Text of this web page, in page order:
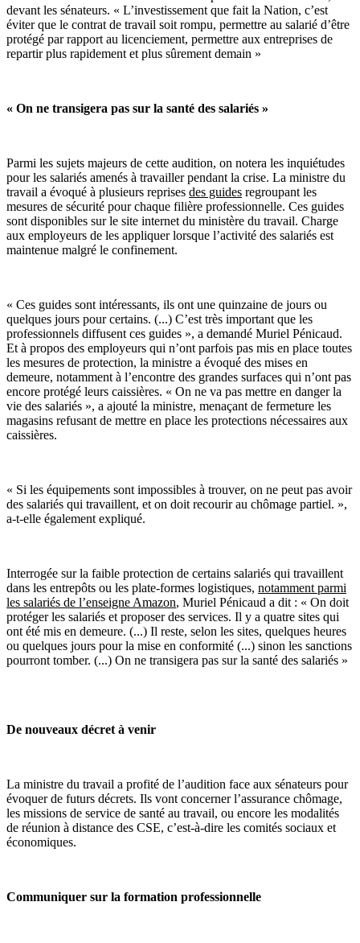
devant les sénateurs. « L’investissement que fait la Nation, c’est
éviter que le contrat de travail soit rompu, permettre au salarié d’être
protégé par rapport au licenciement, permettre aux entreprises de
repartir plus rapidement et plus sûrement demain »
« On ne transigera pas sur la santé des salariés »
Parmi les sujets majeurs de cette audition, on notera les inquiétudes
pour les salariés amenés à travailler pendant la crise. La ministre du
travail a évoqué à plusieurs reprises des guides regroupant les
mesures de sécurité pour chaque filière professionnelle. Ces guides
sont disponibles sur le site internet du ministère du travail. Charge
aux employeurs de les appliquer lorsque l’activité des salariés est
maintenue malgré le confinement.
« Ces guides sont intéressants, ils ont une quinzaine de jours ou
quelques jours pour certains. (...) C’est très important que les
professionnels diffusent ces guides », a demandé Muriel Pénicaud.
Et à propos des employeurs qui n’ont parfois pas mis en place toutes
les mesures de protection, la ministre a évoqué des mises en
demeure, notamment à l’encontre des grandes surfaces qui n’ont pas
encore protégé leurs caissières. « On ne va pas mettre en danger la
vie des salariés », a ajouté la ministre, menaçant de fermeture les
magasins refusant de mettre en place les protections nécessaires aux
caissières.
« Si les équipements sont impossibles à trouver, on ne peut pas avoir
des salariés qui travaillent, et on doit recourir au chômage partiel. »,
a-t-elle également expliqué.
Interrogée sur la faible protection de certains salariés qui travaillent
dans les entrepôts ou les plate-formes logistiques, notamment parmi
les salariés de l’enseigne Amazon, Muriel Pénicaud a dit : « On doit
protéger les salariés et proposer des services. Il y a quatre sites qui
ont été mis en demeure. (...) Il reste, selon les sites, quelques heures
ou quelques jours pour la mise en conformité (...) sinon les sanctions
pourront tomber. (...) On ne transigera pas sur la santé des salariés »
De nouveaux décret à venir
La ministre du travail a profité de l’audition face aux sénateurs pour
évoquer de futurs décrets. Ils vont concerner l’assurance chômage,
les missions de service de santé au travail, ou encore les modalités
de réunion à distance des CSE, c’est-à-dire les comités sociaux et
économiques.
Communiquer sur la formation professionnelle